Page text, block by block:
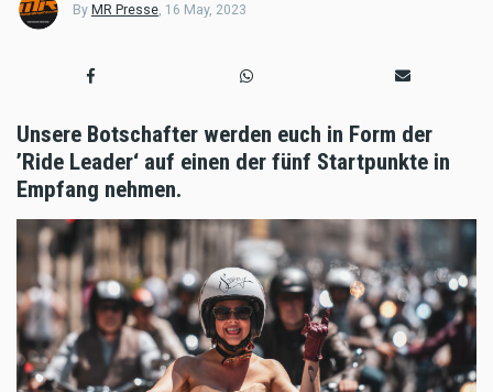
By MR Presse, 16 May, 2023
Unsere Botschafter werden euch in Form der
’Ride Leader‘ auf einen der fünf Startpunkte in
Empfang nehmen.